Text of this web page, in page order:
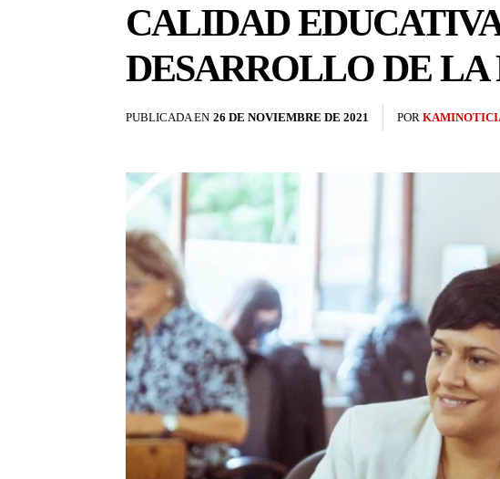
CALIDAD
DESARROLLO DE
PUBLICADA EN 26 DE NOVIEMBRE DE 2021 POR